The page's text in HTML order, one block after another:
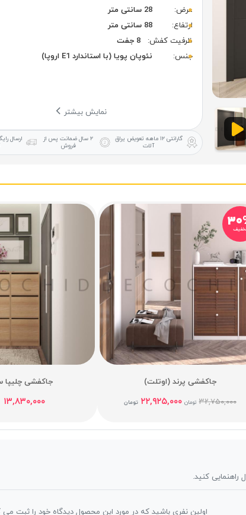
عرض:
28 سانتی متر
ارتفاع:
88 سانتی متر
ظرفیت کفش:
8 جفت
جنس:
نئوپان پویا (با استاندارد E1 اروپا)
نمایش بیشتر
گارانتی ۱۲ ماهه
تعویض یراق
آلات
۲ سال ضمانت
پس از
فروش
ارسال
جاکفشی پرند (اوتلت)
۳۲,۷۵۰,۰۰۰ تومان ۲۲,۹۲۵,۰۰۰ تومان
جاکفشی چلیپا
۱۳,۸۳۰,۰۰۰
راهنمایی کنید.
اولین نفری باشید که در مورد این محصول دیدگاه خود را ثبت می